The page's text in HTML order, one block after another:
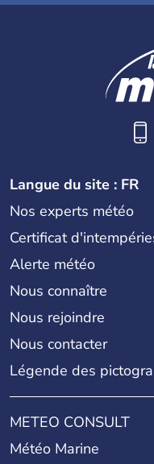
Langue du site : FR
Nos experts météo
Certificat
Alerte météo
Nous connaître
Nous rejoindre
Nous contacter
Légende des
METEO CONSULT
Météo Marine